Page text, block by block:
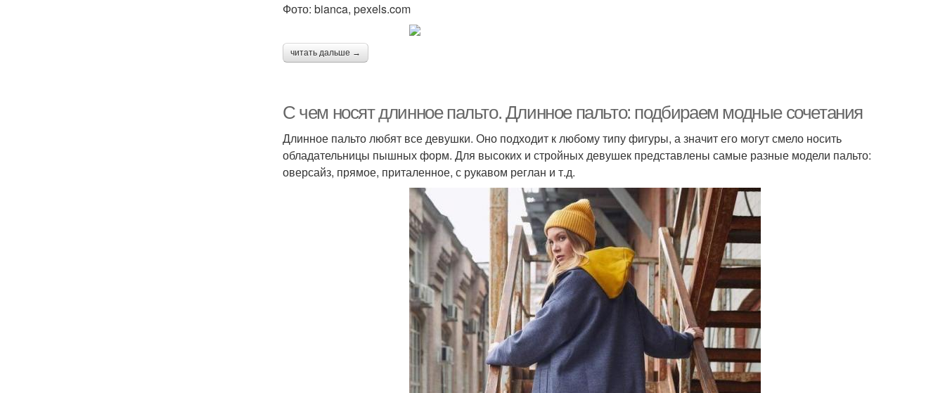
Фото: bianca, pexels.com
читать дальше →
С чем носят длинное пальто. Длинное пальто: подбираем модные сочетания
Длинное пальто любят все девушки. Оно подходит к любому типу фигуры, а значит его могут смело носить
обладательницы пышных форм. Для высоких и стройных девушек представлены самые разные модели пальто:
оверсайз, прямое, приталенное, с рукавом реглан и т.д.